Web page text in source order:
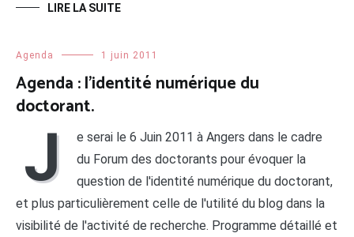
LIRE LA SUITE
Agenda 1 juin 2011
Agenda : l’identité numérique du
doctorant.
J
e serai le 6 Juin 2011 à Angers dans le cadre
du Forum des doctorants pour évoquer la
question de l'identité numérique du doctorant,
et plus particulièrement celle de l'utilité du blog dans la
visibilité de l'activité de recherche. Programme détaillé et